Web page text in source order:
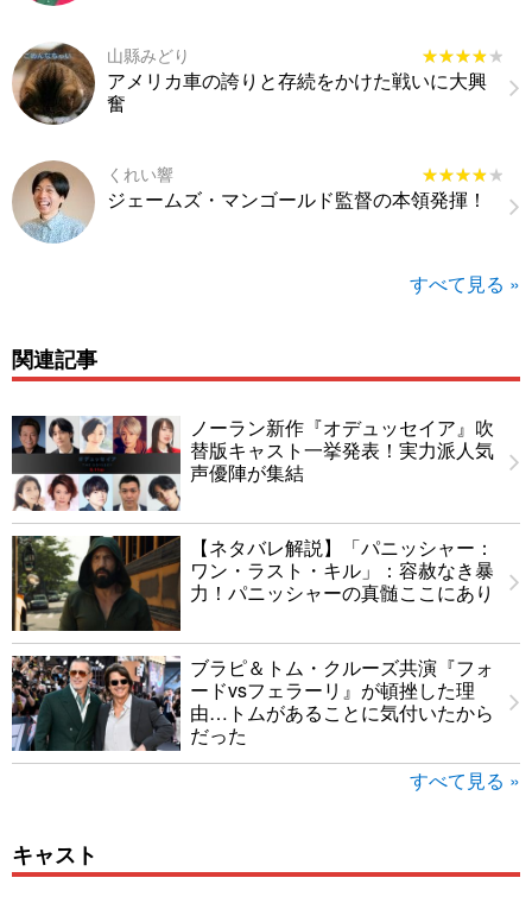
山縣みどり ★★★★★
★★★★★
アメリカ車の誇りと存続をかけた戦いに大興
奮
くれい響 ★★★★★
★★★★★
ジェームズ・マンゴールド監督の本領発揮！
すべて見る »
関連記事
ノーラン新作『オデュッセイア』吹
替版キャスト一挙発表！実力派人気
声優陣が集結
【ネタバレ解説】「パニッシャー：
ワン・ラスト・キル」：容赦なき暴
力！パニッシャーの真髄ここにあり
ブラピ＆トム・クルーズ共演『フォ
ードvsフェラーリ』が頓挫した理
由…トムがあることに気付いたから
だった
すべて見る »
キャスト